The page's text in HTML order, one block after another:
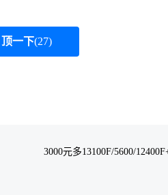
顶一下(27)
3000元多13100F/5600/